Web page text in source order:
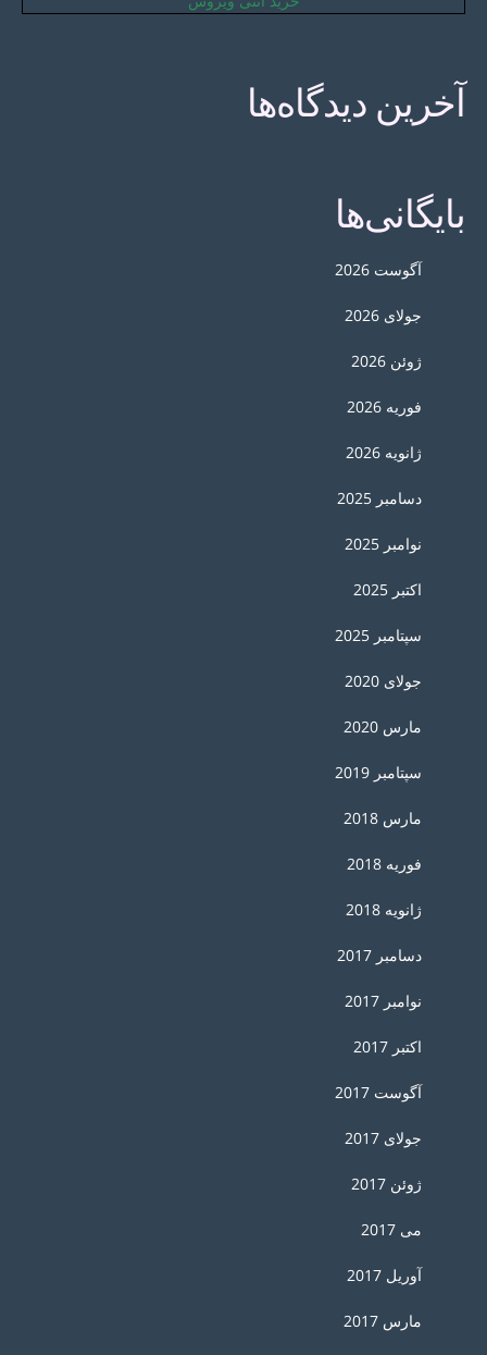
آخرین دیدگاه‌ها
بایگانی‌ها
آگوست 2026
جولای 2026
ژوئن 2026
فوریه 2026
ژانویه 2026
دسامبر 2025
نوامبر 2025
اکتبر 2025
سپتامبر 2025
جولای 2020
مارس 2020
سپتامبر 2019
مارس 2018
فوریه 2018
ژانویه 2018
دسامبر 2017
نوامبر 2017
اکتبر 2017
آگوست 2017
جولای 2017
ژوئن 2017
می 2017
آوریل 2017
مارس 2017